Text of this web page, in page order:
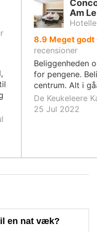
Am
8.9 ud
af
10,
Meget godt
recensioner
Beliggenheden
for pengene.
centrum. Alt i
De Keukeleere
25 Jul 2022
en nat væk?